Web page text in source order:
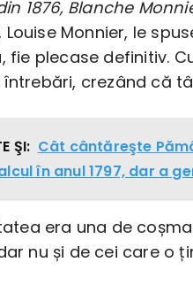
1876, Blanche
Louise Monnier, le
fie plecase definitiv.
crezând că
ŞI: Cât cântăreşte
în anul 1797, dar a
era una de
nu și de cei care o